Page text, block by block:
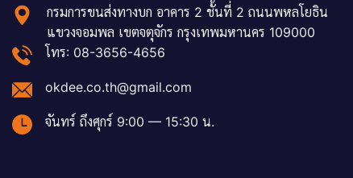
กรมการขนส่งทางบก อาคาร 2 ชั้นที่ 2 ถนนพหลโยธิน
แขวงจอมพล เขตจตุจักร กรุงเทพมหานคร 109000
โทร: 08-3656-4656
okdee.co.th@gmail.com
จันทร์ ถึงศุกร์ 9:00 — 15:30 น.